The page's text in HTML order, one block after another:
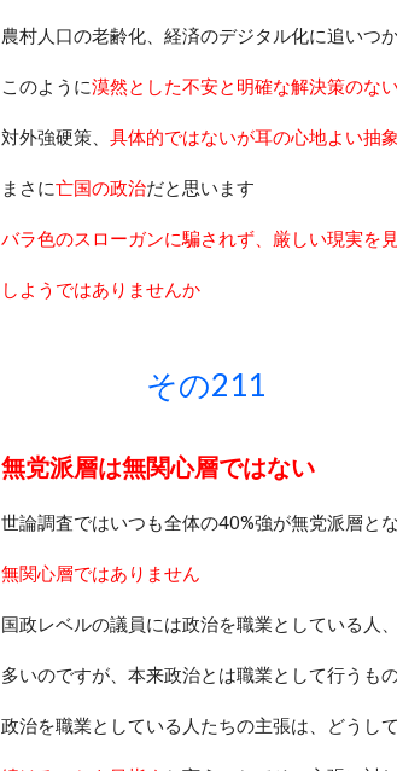
農村人口の老齢化、経済のデジタル化に追いつ
このように漠然とした不安と明確な解決策のな
対外強硬策、 具体的ではないが耳の心地よい抽
まさに亡国の政治だと思います
バラ色のスローガンに騙されず、厳しい現実を
しようではありませんか
その211
無党派層は無関心層ではない
世論調査ではいつも全体の40%強が無党派層と
無関心層ではありません
国政レベルの議員には政治を職業としている人
多いのですが、本来政治とは職業として行うも
政治を職業としている人たちの主張は、どうし